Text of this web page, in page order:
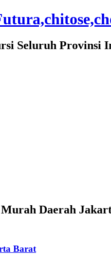
Seluruh Provinsi
Daerah
Barat